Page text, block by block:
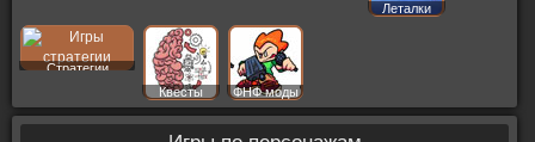
Леталки
Стратегии
Квесты
ФНФ моды